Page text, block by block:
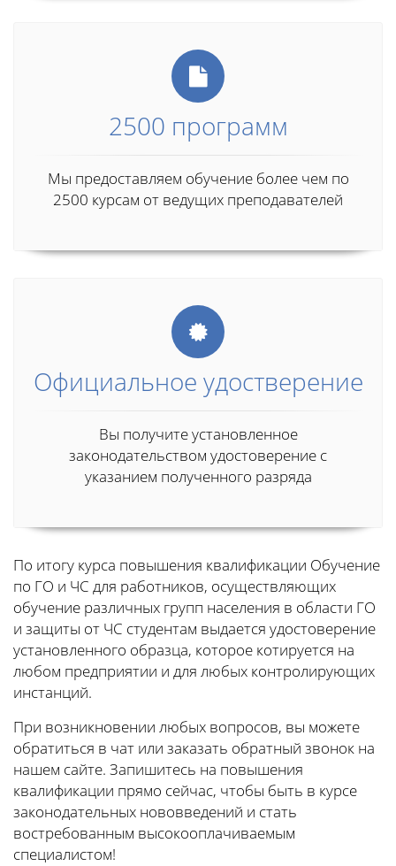
2500 программ
Мы предоставляем обучение более чем по
2500 курсам от ведущих преподавателей
Официальное удостверение
Вы получите установленное
законодательством удостоверение с
указанием полученного разряда
По итогу курса повышения квалификации Обучение
по ГО и ЧС для работников, осуществляющих
обучение различных групп населения в области ГО
и защиты от ЧС студентам выдается удостоверение
установленного образца, которое котируется на
любом предприятии и для любых контролирующих
инстанций.
При возникновении любых вопросов, вы можете
обратиться в чат или заказать обратный звонок на
нашем сайте. Запишитесь на повышения
квалификации прямо сейчас, чтобы быть в курсе
законодательных нововведений и стать
востребованным высокооплачиваемым
специалистом!